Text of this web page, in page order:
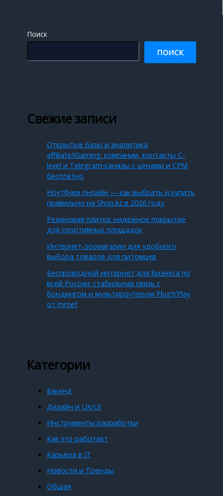
Поиск
ПОИСК
Свежие записи
Открытые базы и аналитика
affiliate/iGaming: компании, контакты C-
level и Telegram‑каналы с ценами и CPM
бесплатно
Ноутбуки онлайн — как выбрать и купить
правильно на Shop.kz в 2026 году
Резиновая плитка: надежное покрытие
для спортивных площадок
Интернет-зоомагазин для удобного
выбора товаров для питомцев
Беспроводной интернет для бизнеса по
всей России: стабильная связь с
бондингом и мультироутером Plug’n’Play
от mrnet
Категории
Бэкенд
Дизайн и UX/UI
Инструменты разработки
Как это работает
Карьера в IT
Новости и Тренды
Общая